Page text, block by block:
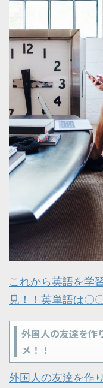
これから英語を学
見！！英単語は〇
外国人の友達を作
メ！！
外国人の友達を作